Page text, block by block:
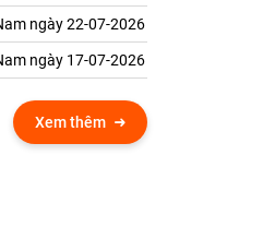
ngày 22-07-2026
ngày 17-07-2026
Xem thêm